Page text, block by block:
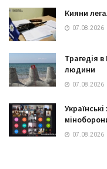
Кияни
07.08.2026
Трагедія
людини
07.08.2026
07.08.2026